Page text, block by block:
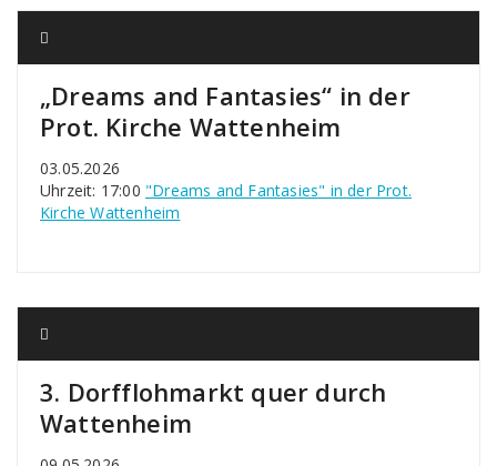
„Dreams and Fantasies“ in der
Prot. Kirche Wattenheim
03.05.2026
Uhrzeit: 17:00 "Dreams and Fantasies" in der Prot.
Kirche Wattenheim
3. Dorfflohmarkt quer durch
Wattenheim